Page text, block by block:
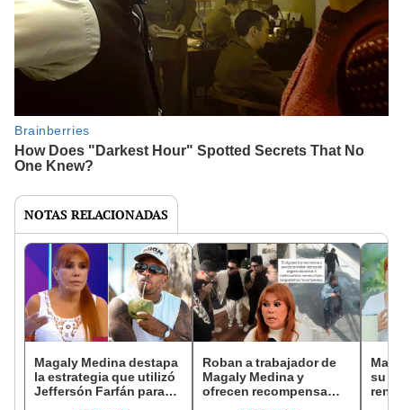
NOTAS RELACIONADAS
Magaly Medina destapa
la estrategia que utilizó
Jeffersón Farfán para
Roban a trabajador de
Magaly Medina y
ofrecen recompensa
su